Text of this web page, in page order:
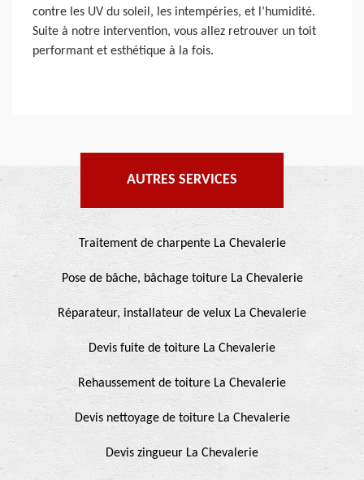
contre les UV du soleil, les intempéries, et l’humidité.
Suite à notre intervention, vous allez retrouver un toit
performant et esthétique à la fois.
AUTRES SERVICES
Traitement de charpente La Chevalerie
Pose de bâche, bâchage toiture La Chevalerie
Réparateur, installateur de velux La Chevalerie
Devis fuite de toiture La Chevalerie
Rehaussement de toiture La Chevalerie
Devis nettoyage de toiture La Chevalerie
Devis zingueur La Chevalerie